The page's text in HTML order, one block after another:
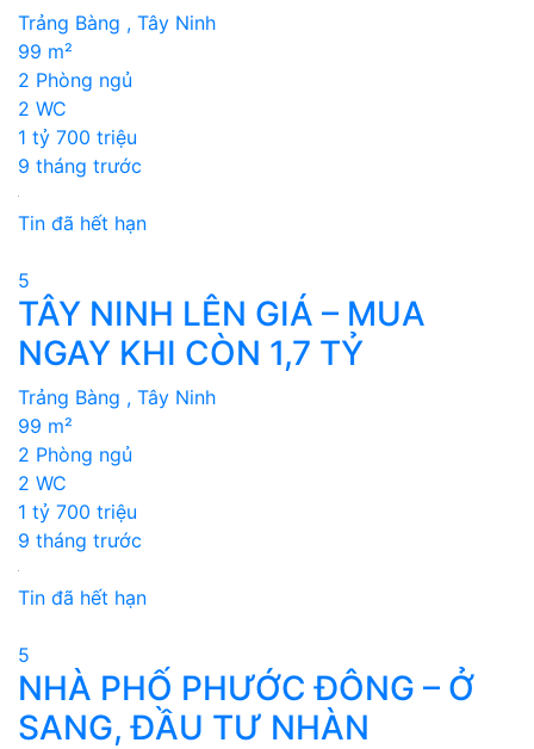
Trảng Bàng , Tây Ninh
99 m²
2 Phòng ngủ
2 WC
1 tỷ 700 triệu
9 tháng trước
Tin đã hết hạn
5
TÂY NINH LÊN GIÁ – MUA
NGAY KHI CÒN 1,7 TỶ
Trảng Bàng , Tây Ninh
99 m²
2 Phòng ngủ
2 WC
1 tỷ 700 triệu
9 tháng trước
Tin đã hết hạn
5
NHÀ PHỐ PHƯỚC ĐÔNG – Ở
SANG, ĐẦU TƯ NHÀN